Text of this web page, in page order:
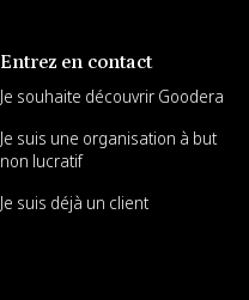
Entrez en contact
Je souhaite découvrir Goodera
Je suis une organisation à but
non lucratif
Je suis déjà un client